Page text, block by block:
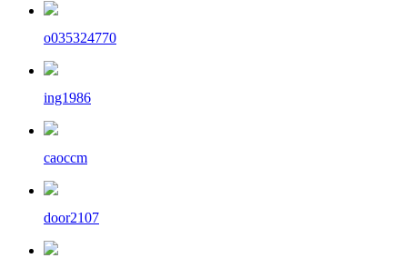
o035324770
ing1986
caoccm
door2107